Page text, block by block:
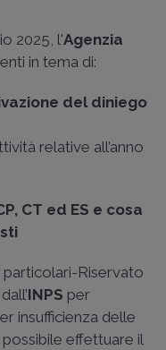
2025, l'Agenzia
in tema di:
del diniego
relative all’anno
CT ed ES e cosa
particolari-Riservato
INPS per
insufficienza delle
effettuare il